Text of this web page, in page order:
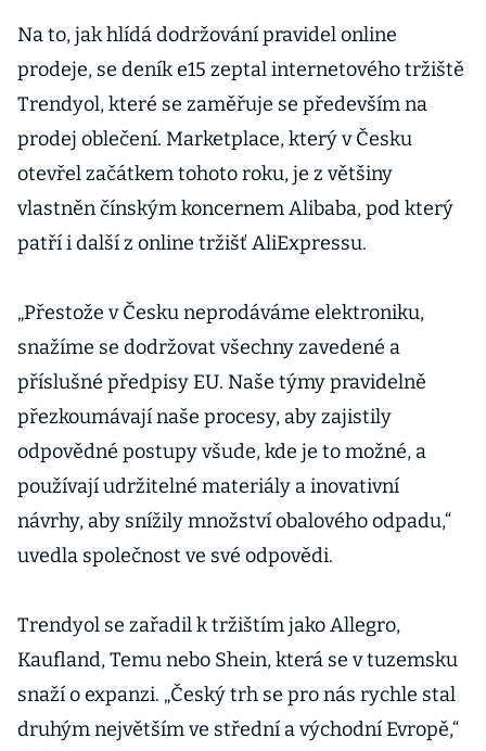
Na to, jak hlídá dodržování pravidel online
prodeje, se deník e15 zeptal internetového tržiště
Trendyol, které se zaměřuje se především na
prodej oblečení. Marketplace, který v Česku
otevřel začátkem tohoto roku, je z většiny
vlastněn čínským koncernem Alibaba, pod který
patří i další z online tržišť AliExpressu.
„Přestože v Česku neprodáváme elektroniku,
snažíme se dodržovat všechny zavedené a
příslušné předpisy EU. Naše týmy pravidelně
přezkoumávají naše procesy, aby zajistily
odpovědné postupy všude, kde je to možné, a
používají udržitelné materiály a inovativní
návrhy, aby snížily množství obalového odpadu,“
uvedla společnost ve své odpovědi.
Trendyol se zařadil k tržištím jako Allegro,
Kaufland, Temu nebo Shein, která se v tuzemsku
snaží o expanzi. „Český trh se pro nás rychle stal
druhým největším ve střední a východní Evropě,“